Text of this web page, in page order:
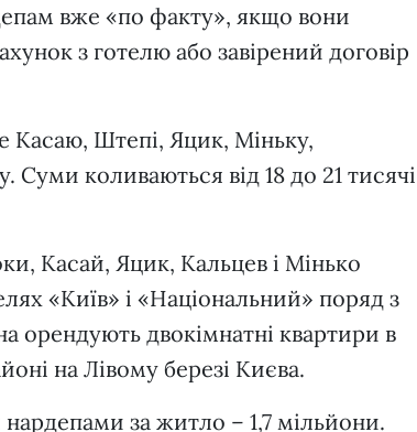
вже «по факту», якщо вони
з готелю або завірений договір
Касаю, Штепі, Яцик, Міньку,
Суми коливаються від 18 до 21 тисячі
Касай, Яцик, Кальцев і Мінько
«Київ» і «Національний» поряд з
орендують двокімнатні квартири в
на Лівому березі Києва.
за житло – 1,7 мільйони.